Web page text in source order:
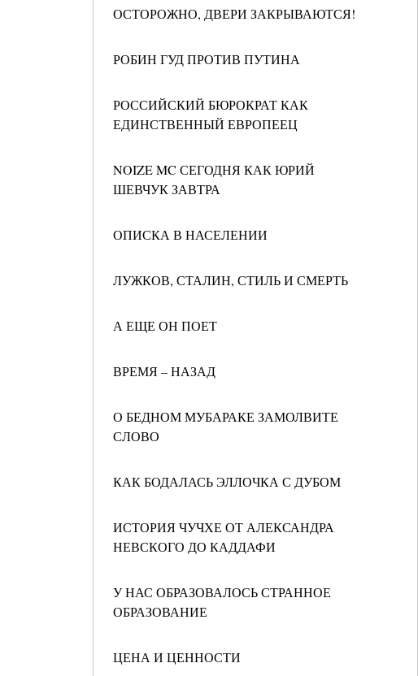
ОСТОРОЖНО, ДВЕРИ ЗАКРЫВАЮТСЯ!
РОБИН ГУД ПРОТИВ ПУТИНА
РОССИЙСКИЙ БЮРОКРАТ КАК
ЕДИНСТВЕННЫЙ ЕВРОПЕЕЦ
NOIZE MC СЕГОДНЯ КАК ЮРИЙ
ШЕВЧУК ЗАВТРА
ОПИСКА В НАСЕЛЕНИИ
ЛУЖКОВ, СТАЛИН, СТИЛЬ И СМЕРТЬ
А ЕЩЕ ОН ПОЕТ
ВРЕМЯ – НАЗАД
О БЕДНОМ МУБАРАКЕ ЗАМОЛВИТЕ
СЛОВО
КАК БОДАЛАСЬ ЭЛЛОЧКА С ДУБОМ
ИСТОРИЯ ЧУЧХЕ ОТ АЛЕКСАНДРА
НЕВСКОГО ДО КАДДАФИ
У НАС ОБРАЗОВАЛОСЬ СТРАННОЕ
ОБРАЗОВАНИЕ
ЦЕНА И ЦЕННОСТИ